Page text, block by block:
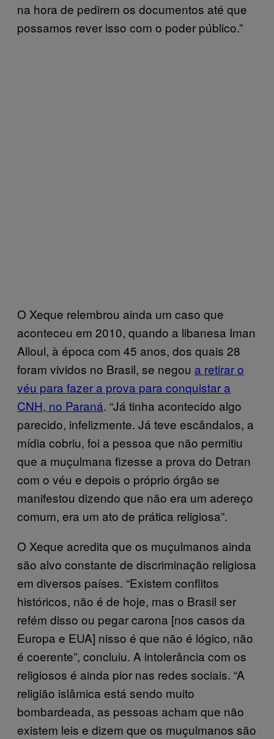
na hora de pedirem os documentos até que
possamos rever isso com o poder público.”
O Xeque relembrou ainda um caso que
aconteceu em 2010, quando a libanesa Iman
Alloul, à época com 45 anos, dos quais 28
foram vividos no Brasil, se negou a retirar o
véu para fazer a prova para conquistar a
CNH, no Paraná. “Já tinha acontecido algo
parecido, infelizmente. Já teve escândalos, a
mídia cobriu, foi a pessoa que não permitiu
que a muçulmana fizesse a prova do Detran
com o véu e depois o próprio órgão se
manifestou dizendo que não era um adereço
comum, era um ato de prática religiosa”.
O Xeque acredita que os muçulmanos ainda
são alvo constante de discriminação religiosa
em diversos países. “Existem conflitos
históricos, não é de hoje, mas o Brasil ser
refém disso ou pegar carona [nos casos da
Europa e EUA] nisso é que não é lógico, não
é coerente”, concluiu. A intolerância com os
religiosos é ainda pior nas redes sociais. “A
religião islâmica está sendo muito
bombardeada, as pessoas acham que não
existem leis e dizem que os muçulmanos são